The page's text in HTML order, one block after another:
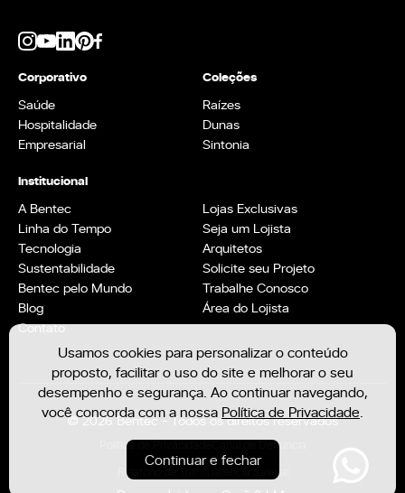
Usamos cookies para personalizar o conteúdo
proposto, facilitar o uso do site e melhorar o seu
desempenho e segurança. Ao continuar navegando,
você concorda com a nossa Política de Privacidade.
Continuar e fechar
Corporativo
Saúde
Hospitalidade
Empresarial
Coleções
Raízes
Dunas
Sintonia
Institucional
A Bentec
Linha do Tempo
Tecnologia
Sustentabilidade
Bentec pelo Mundo
Blog
Contato
Lojas Exclusivas
Seja um Lojista
Arquitetos
Solicite seu Projeto
Trabalhe Conosco
Área do Lojista
© 2026 Bentec - Todos os direitos reservados
Política de PrivacidadeCanal de Denúncia
Relatório de Transparência Salarial